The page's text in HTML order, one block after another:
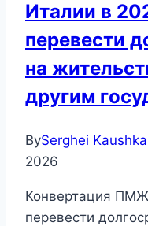
Италии в
перевести
на
другим
BySerghei Kaushka
2026
Конвертация
перевести